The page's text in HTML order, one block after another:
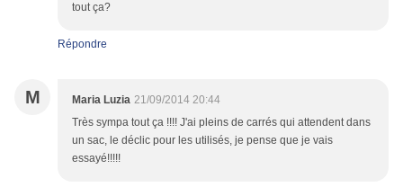
tout ça?
Répondre
M Maria Luzia 21/09/2014 20:44
Très sympa tout ça !!!! J'ai pleins de carrés qui attendent dans
un sac, le déclic pour les utilisés, je pense que je vais
essayé!!!!!